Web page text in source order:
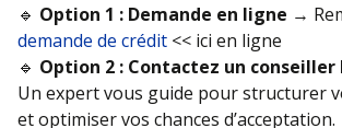
🔹 Option 1 : Demande en ligne →
demande de crédit << ici en ligne
🔹 Option 2 : Contactez un
Un expert vous guide pour structurer
et optimiser vos chances d’acceptation.